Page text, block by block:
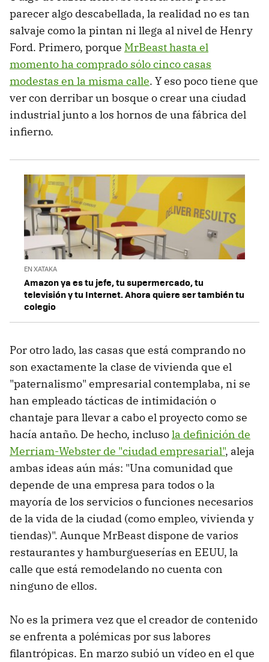
parecer algo descabellada, la realidad no es tan
salvaje como la pintan ni llega al nivel de Henry
Ford. Primero, porque MrBeast hasta el
momento ha comprado sólo cinco casas
modestas en la misma calle. Y eso poco tiene que
ver con derribar un bosque o crear una ciudad
industrial junto a los hornos de una fábrica del
infierno.
EN XATAKA
Amazon ya es tu jefe, tu supermercado, tu
televisión y tu Internet. Ahora quiere ser también tu
colegio
Por otro lado, las casas que está comprando no
son exactamente la clase de vivienda que el
"paternalismo" empresarial contemplaba, ni se
han empleado tácticas de intimidación o
chantaje para llevar a cabo el proyecto como se
hacía antaño. De hecho, inclusola definición de
Merriam-Webster de "ciudad empresarial", aleja
ambas ideas aún más: "Una comunidad que
depende de una empresa para todos o la
mayoría de los servicios o funciones necesarios
de la vida de la ciudad (como empleo, vivienda y
tiendas)". Aunque MrBeast dispone de varios
restaurantes y hamburgueserías en EEUU, la
calle que está remodelando no cuenta con
ninguno de ellos.
No es la primera vez que el creador de contenido
se enfrenta a polémicas por sus labores
filantrópicas. En marzo subió un vídeo en el que